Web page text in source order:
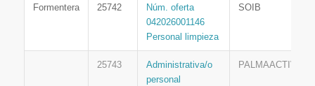
Formentera 25742
Núm. oferta
042026001146
Personal limpieza
SOIB
25743
Administrativa/o
personal
PALMAACTIVA